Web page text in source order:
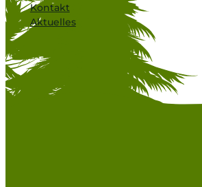
Kontakt
Aktuelles